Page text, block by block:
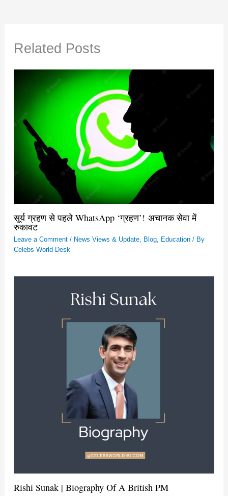
Related Posts
सूर्य ग्रहण से पहले WhatsApp ‘ग्रहण’! अचानक सेवा में
रुकावट
Leave a Comment / News Views & Update, Blog, Education/ By
Celebs World Desk
Rishi Sunak | Biography Of A British PM